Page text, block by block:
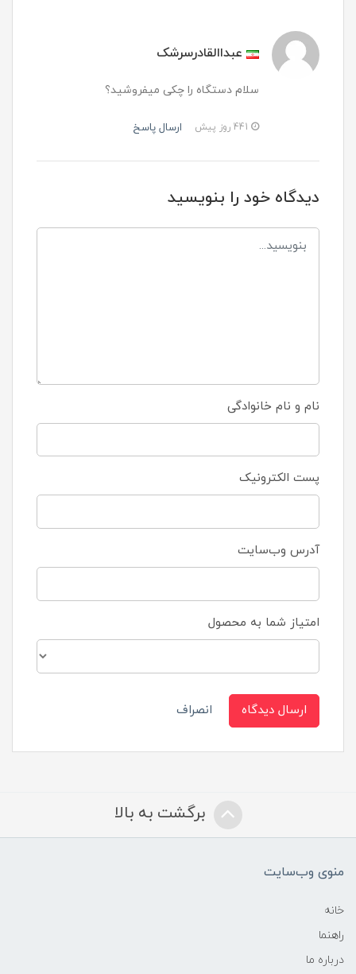
عبداالقادرسرشک
سلام دستگاه را چکی میفروشید؟
ارسال پاسخ
دیدگاه خود را بنویسید
نام و نام خانوادگی
پست الکترونیک
آدرس وب‌سایت
امتیاز شما به محصول
ارسال دیدگاه انصراف
برگشت به بالا
منوی وب‌سایت
خانه
راهنما
درباره ما